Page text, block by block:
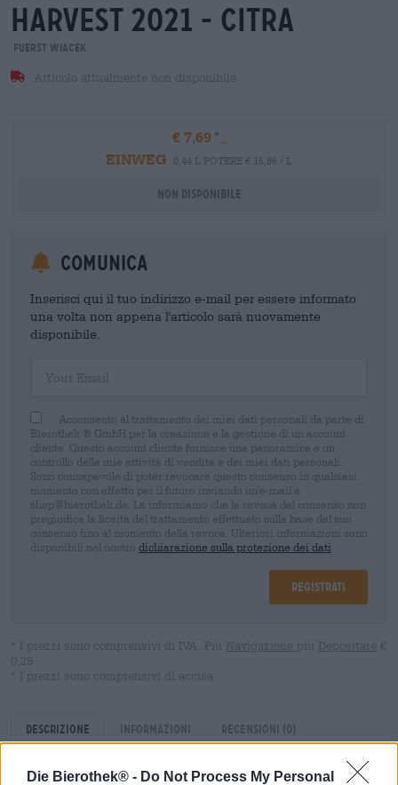
Die Bierothek® - Do Not Process My Personal
harvest 2021 - citra
FUERST WIACEK
Articolo attualmente non disponibile
€ 7,69
EINWEG
0,44 L POTERE € 16,86 / L
Non disponibile
Comunica
Inserisci qui il tuo indirizzo e-mail per essere informato
una volta non appena l'articolo sarà nuovamente
disponibile.
Acconsento al trattamento dei miei dati personali da parte di
Bierothek ® GmbH per la creazione e la gestione di un account
cliente. Questo account cliente fornisce una panoramica e un
controllo delle mie attività di vendita e dei miei dati personali.
Sono consapevole di poter revocare questo consenso in qualsiasi
momento con effetto per il futuro inviando un'e-mail a
shop@bierothek.de. La informiamo che la revoca del consenso non
pregiudica la liceità del trattamento effettuato sulla base del suo
consenso fino al momento della revoca. Ulteriori informazioni sono
disponibili nel nostro dichiarazione sulla protezione dei dati
Registrati
* I prezzi sono comprensivi di IVA. Più Navigazione più Depositare €
0,25
* I prezzi sono comprensivi di accisa
Descrizione Informazioni Recensioni (0)